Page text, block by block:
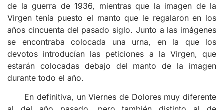
de la guerra de 1936, mientras que la imagen de la
Virgen tenía puesto el manto que le regalaron en los
años cincuenta del pasado siglo. Junto a las imágenes
se encontraba colocada una urna, en la que los
devotos introducían las peticiones a la Virgen, que
estarán colocadas debajo del manto de la imagen
durante todo el año.
En definitiva, un Viernes de Dolores muy diferente